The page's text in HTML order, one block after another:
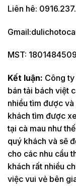
Liên hê:
MST: 1801484509
Kết luận: Công
bán tải bách việt
nhiều tìm được
khách tìm được
tại cà mau như
quý khách và sẽ
cho các nhu cầu
khách rất nhiều
việc vui vẻ bên